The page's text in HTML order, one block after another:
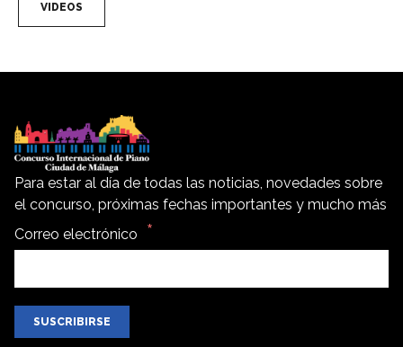
VIDEOS
Para estar al día de todas las noticias, novedades sobre
el concurso, próximas fechas importantes y mucho más
Correo electrónico
SUSCRIBIRSE